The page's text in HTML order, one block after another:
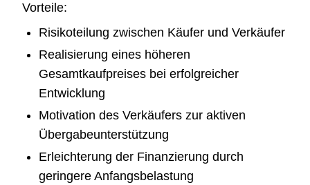
Vorteile:
Risikoteilung zwischen Käufer und Verkäufer
Realisierung eines höheren
Gesamtkaufpreises bei erfolgreicher
Entwicklung
Motivation des Verkäufers zur aktiven
Übergabeunterstützung
Erleichterung der Finanzierung durch
geringere Anfangsbelastung